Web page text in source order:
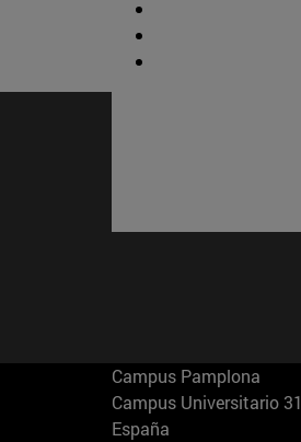
Campus Pamplona
Campus Universitario
España